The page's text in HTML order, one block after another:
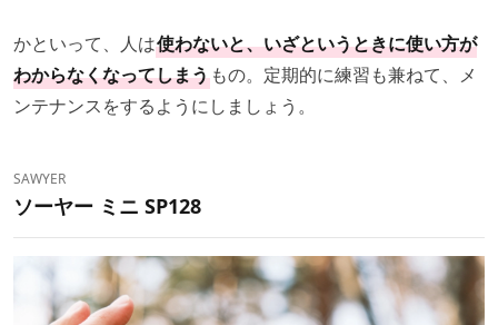
かといって、人は使わないと、いざというときに使い方が
わからなくなってしまうもの。定期的に練習も兼ねて、メ
ンテナンスをするようにしましょう。
SAWYER
ソーヤー ミニ SP128